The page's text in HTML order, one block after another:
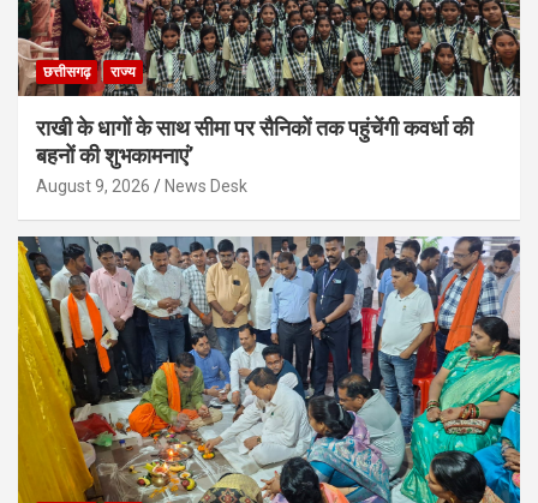
छत्तीसगढ़ राज्य
राखी के धागों के साथ सीमा पर सैनिकों तक पहुंचेंगी कवर्धा की
बहनों की शुभकामनाएं’
August 9, 2026 News Desk